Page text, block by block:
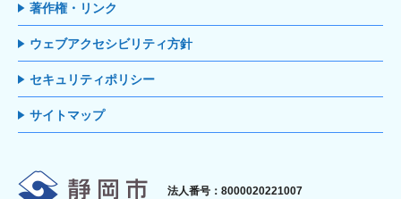
著作権・リンク
ウェブアクセシビリティ方針
セキュリティポリシー
サイトマップ
静岡市
法人番号：8000020221007